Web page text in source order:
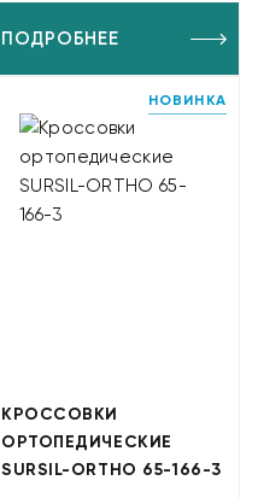
ПОДРОБНЕЕ
НОВИНКА
КРОССОВКИ
ОРТОПЕДИЧЕСКИЕ
SURSIL-ORTHO 65-166-3